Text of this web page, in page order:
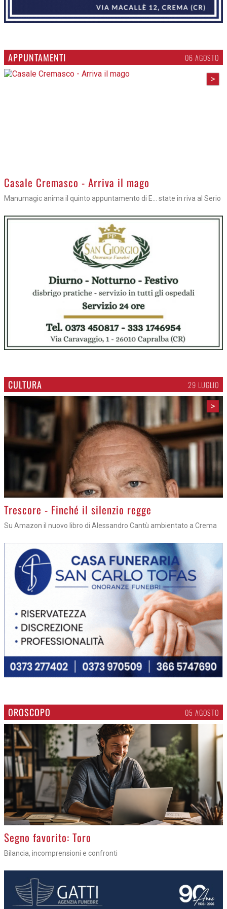
APPUNTAMENTI 06 AGOSTO
>
Casale Cremasco - Arriva il mago
Manumagic anima il quinto appuntamento di E... state in riva al Serio
CULTURA 29 LUGLIO
>
Trescore - Finché il silenzio regge
Su Amazon il nuovo libro di Alessandro Cantù ambientato a Crema
OROSCOPO 05 AGOSTO
>
Segno favorito: Toro
Bilancia, incomprensioni e confronti